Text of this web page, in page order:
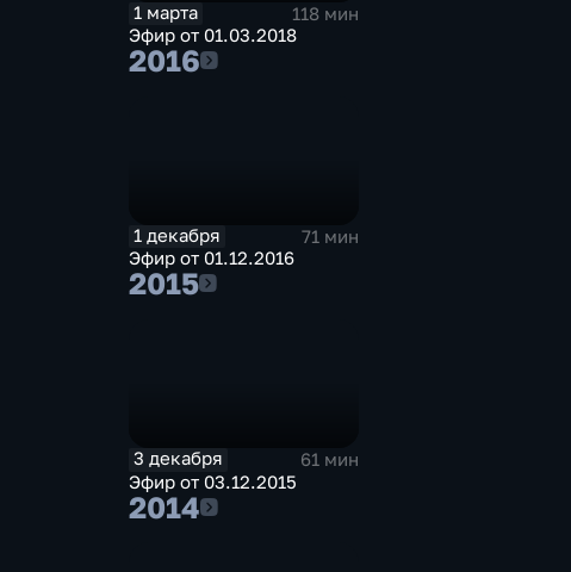
1 марта
118 мин
Эфир от 01.03.2018
20162016
1 декабря
71 мин
Эфир от 01.12.2016
20152015
3 декабря
61 мин
Эфир от 03.12.2015
20142014